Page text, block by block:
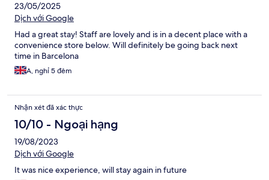
23/05/2025
Dịch với Google
Had a great stay! Staff are lovely and is in a decent place with a
convenience store below. Will definitely be going back next
time in Barcelona
A, nghỉ 5 đêm
Nhận xét đã xác thực
10/10 - Ngoại hạng
19/08/2023
Dịch với Google
It was nice experience, will stay again in future